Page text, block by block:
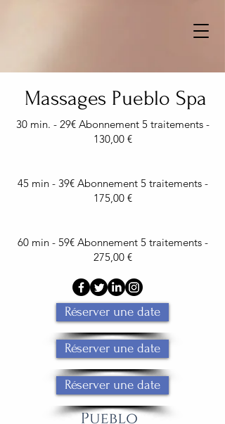
Massages Pueblo Spa
30 min. - 29€ Abonnement 5 traitements -
130,00 €
45 min - 39€ Abonnement 5 traitements -
175,00 €
60 min - 59€ Abonnement 5 traitements -
275,00 €
Réserver une date
Réserver une date
Réserver une date